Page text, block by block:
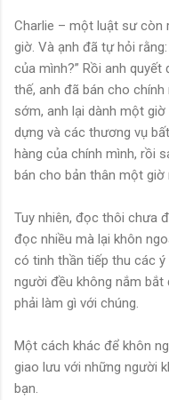
Charlie – một luật sư còn
giờ. Và ạnh đã tự hỏi
của mình?” Rồi anh
thế, anh đã bán cho
sớm, anh lại dành một
dựng và các thương vụ
hàng của chính mình, rồi
bán cho bản thân một giờ
Tuy nhiên, đọc thôi chưa
đọc nhiều mà lại khôn
có tinh thần tiếp thu các
người đều không nắm
phải làm gì với chúng.
Một cách khác để khôn
giao lưu với những người
bạn.